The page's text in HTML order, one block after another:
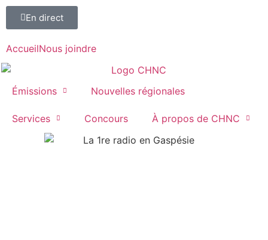
En direct
AccueilNous joindre
Émissions Nouvelles régionales
Services Concours À propos de CHNC